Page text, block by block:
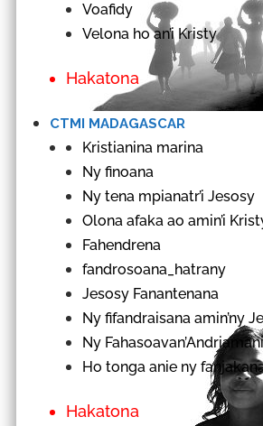
Voafidy
Velona ho an’i Kristy
Hakatona
CTMI MADAGASCAR
Kristianina marina
Ny finoana
Ny tena mpianatr’i Jesosy
Olona afaka ao amin’i
Fahendrena
fandrosoana_hatrany
Jesosy Fanantenana
Ny fifandraisana amin’ny
Ny
Ho tonga anie ny
Hakatona